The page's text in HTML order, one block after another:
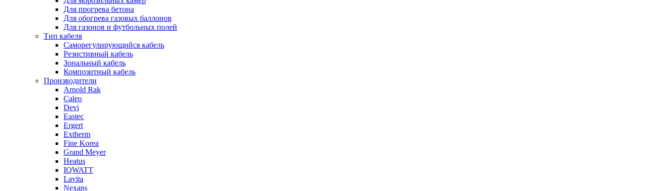
Для прогрева бетона
Для обогрева газовых баллонов
Для газонов и футбольных полей
Тип кабеля
Саморегулирующийся кабель
Резистивный кабель
Зональный кабель
Композитный кабель
Производители
Arnold Rak
Caleo
Devi
Eastec
Ergert
Extherm
Fine Korea
Grand Meyer
Heatus
IQWATT
Lavita
Nexans